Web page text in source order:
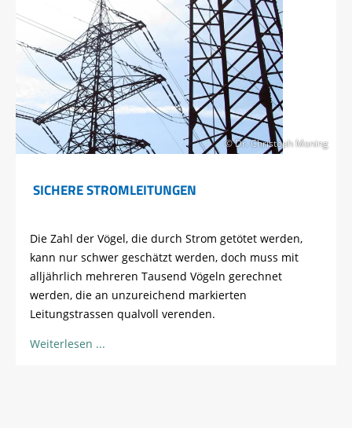
© Dr. Christoph Moning
SICHERE STROMLEITUNGEN
Die Zahl der Vögel, die durch Strom getötet werden,
kann nur schwer geschätzt werden, doch muss mit
alljährlich mehreren Tausend Vögeln gerechnet
werden, die an unzureichend markierten
Leitungstrassen qualvoll verenden.
Weiterlesen